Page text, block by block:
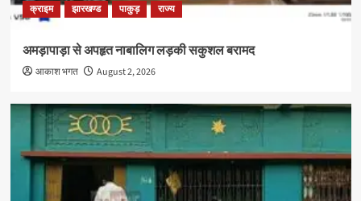
क्राइम झारखण्ड पाकुड़ राज्य
अमड़ापाड़ा से अपहृत नाबालिग लड़की सकुशल बरामद
आकाश भगत August 2, 2026